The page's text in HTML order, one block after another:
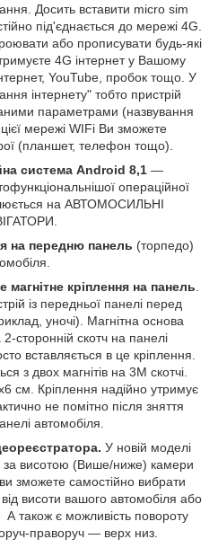
Досить вставити micro sim
під'єднається до мережі 4G.
або прописувати будь-які
4G інтернет у Вашому
YouTube, пробок тощо. У
інтернету" тобто пристрій
параметрами (назвування
мережі WIFi Ви зможете
(планшет, телефон тощо).
система Android 8,1 —
операційної
на АВТОМОСИЛЬНІ
на передню панель (торпедо)
магнітне кріплення на панель
із передньої панелі перед
уночі). Магнітна основа
2-сторонній скотч на панелі
вставляється в це кріплення.
з двох магнітів на 3М скотчі.
см. Кріплення надійно утримує
не помітно після зняття
автомобіля.
У новій моделі
за висотою (Више/ниже) камери
зможете самостійно вибрати
висоти вашого автомобіля або
також є можливість повороту
праворуч — верх низ.